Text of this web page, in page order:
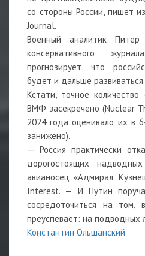
со стороны России, пишет
Journal.
Военный аналитик
консервативного
прогнозирует, что
будет и дальше развиваться.
Кстати, точное
ВМФ засекречено (Nuclear
2024 года оценивало их в
занижено).
— Россия практически
дорогостоящих
авианосец «Адмирал
Interest. — И Путин
сосредоточиться на
преуспевает: на подводных
Константин Ольшанский